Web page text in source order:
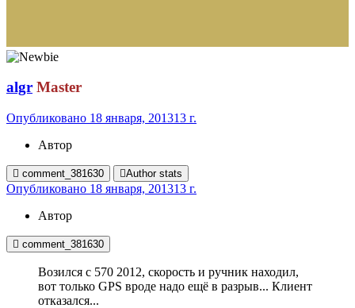
algr Master
Опубликовано 18 января, 201313 г.
Автор
comment_381630 Author stats
Опубликовано 18 января, 201313 г.
Автор
comment_381630
Возился с 570 2012, скорость и ручник находил,
вот только GPS вроде надо ещё в разрыв... Клиент
отказался...